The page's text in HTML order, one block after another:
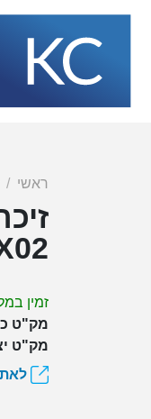
ראשי
זמין
מק"ט
מק"ט